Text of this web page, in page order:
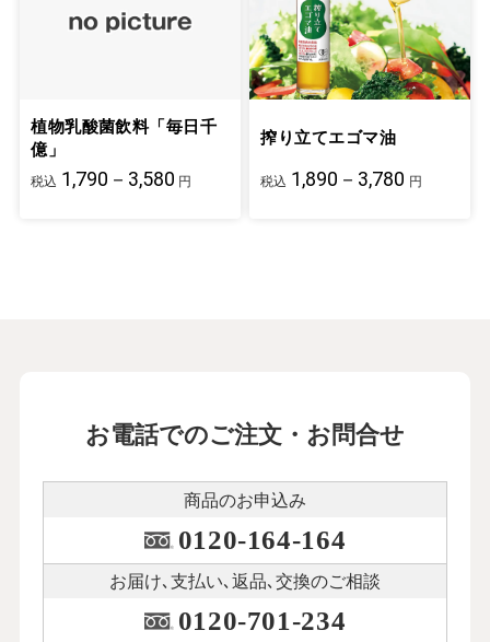
植物乳酸菌飲料「毎日千
億」
税込 1,790－3,580 円
搾り立てエゴマ油
税込 1,890－3,780 円
お電話でのご注文・お問合せ
商品のお申込み
0120-164-164
お届け､支払い､ 返品､交換のご相談
0120-701-234